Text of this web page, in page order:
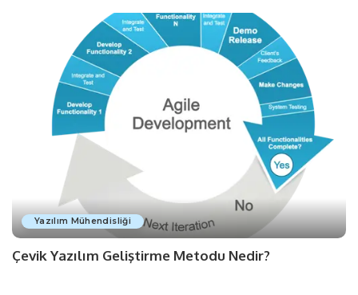
Yazılım Mühendisliği
Çevik Yazılım Geliştirme Metodu Nedir?